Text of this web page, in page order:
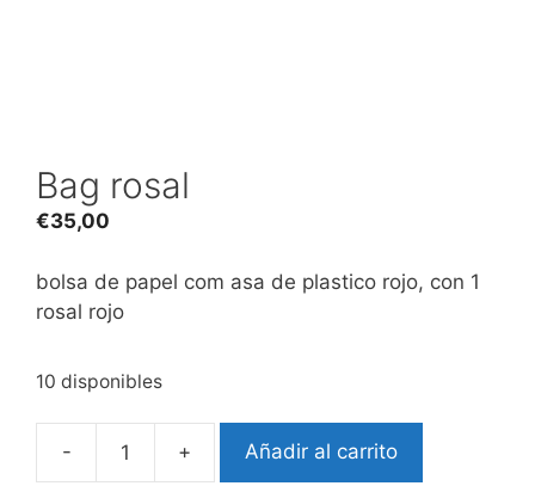
Bag rosal
€35,00
bolsa de papel com asa de plastico rojo, con 1
rosal rojo
10 disponibles
-
Bag
+ Añadir al carrito